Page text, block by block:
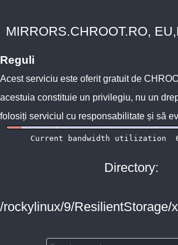
MIRRORS.CHROOT.RO,
Reguli
Acest serviciu este oferit gratuit de
acestuia constituie un privilegiu, nu un
folosiți serviciul cu responsabilitate și să
Directory:
/rockylinux/9/ResilientStorage/